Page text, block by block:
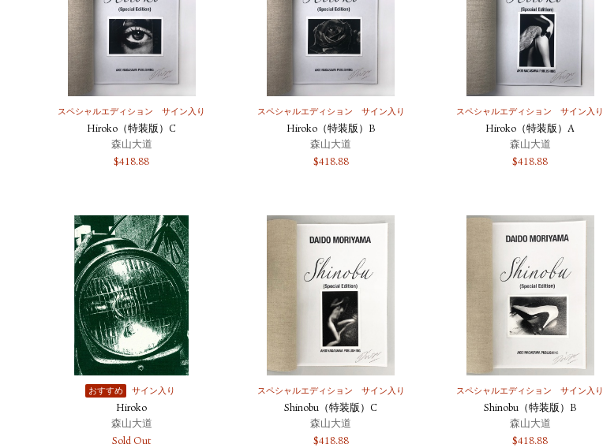
スペシャルエディション サイン入り
Hiroko（特装版）C
森山大道
$418.88
スペシャルエディション サイン入り
Hiroko（特装版）B
森山大道
$418.88
スペシャルエディション サイン入り
Hiroko（特装版）A
森山大道
$418.88
おすすめ サイン入り
Hiroko
森山大道
Sold Out
スペシャルエディション サイン入り
Shinobu（特装版）C
森山大道
$418.88
スペシャルエディション サイン入り
Shinobu（特装版）B
森山大道
$418.88